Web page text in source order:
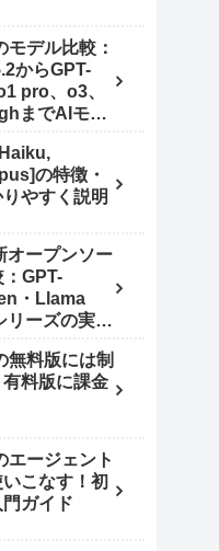
デル比較：
からGPT-
pro、o3、
までAIモデ
の特徴・
やすく説明
オープンソー
GPT-
・Llama
リーズの実力
無料版には制
料版に課金
エージェント
こなす！初
ガイド